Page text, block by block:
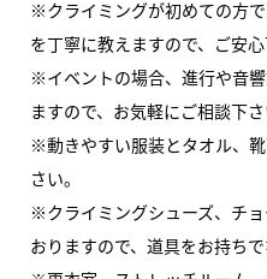
※クライミングが初めての方
を丁寧に教えますので、ご安心
※イベントの場合、進行や音
ますので、お気軽にご相談下さ
※動きやすい服装とタオル、
さい。
※クライミングシューズ、チ
おりますので、道具をお持ち